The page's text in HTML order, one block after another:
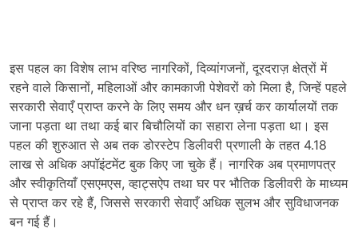
इस पहल का विशेष लाभ वरिष्ठ नागरिकों, दिव्यांगजनों, दूरदराज़ क्षेत्रों में
रहने वाले किसानों, महिलाओं और कामकाजी पेशेवरों को मिला है, जिन्हें पहले
सरकारी सेवाएँ प्राप्त करने के लिए समय और धन ख़र्च कर कार्यालयों तक
जाना पड़ता था तथा कई बार बिचौलियों का सहारा लेना पड़ता था। इस
पहल की शुरुआत से अब तक डोरस्टेप डिलीवरी प्रणाली के तहत 4.18
लाख से अधिक अपॉइंटमेंट बुक किए जा चुके हैं। नागरिक अब प्रमाणपत्र
और स्वीकृतियाँ एसएमएस, व्हाट्सऐप तथा घर पर भौतिक डिलीवरी के माध्यम
से प्राप्त कर रहे हैं, जिससे सरकारी सेवाएँ अधिक सुलभ और सुविधाजनक
बन गई हैं।